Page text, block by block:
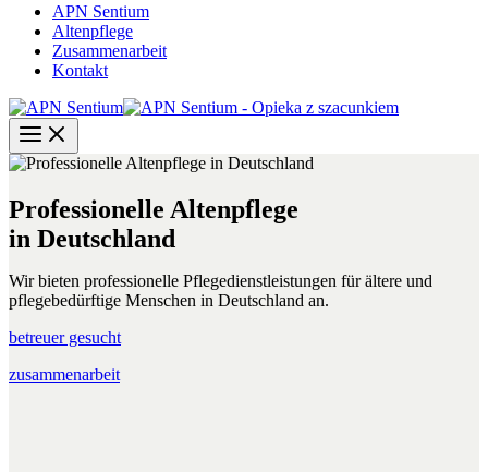
APN Sentium
Altenpflege
Zusammenarbeit
Kontakt
Professionelle Altenpflege
in Deutschland
Wir bieten professionelle Pflegedienstleistungen für ältere und
pflegebedürftige Menschen in Deutschland an.
betreuer gesucht
zusammenarbeit